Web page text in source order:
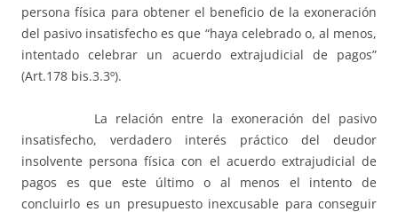
persona física para obtener el beneficio de la exoneración
del pasivo insatisfecho es que “haya celebrado o, al menos,
intentado celebrar un acuerdo extrajudicial de pagos”
(Art.178 bis.3.3º).
La relación entre la exoneración del pasivo
insatisfecho, verdadero interés práctico del deudor
insolvente persona física con el acuerdo extrajudicial de
pagos es que este último o al menos el intento de
concluirlo es un presupuesto inexcusable para conseguir